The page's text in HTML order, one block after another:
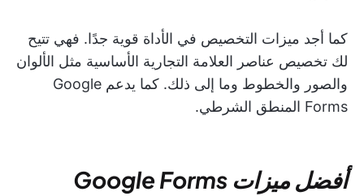
كما أجد ميزات التخصيص في الأداة قوية جدًا. فهي تتيح
لك تخصيص عناصر العلامة التجارية الأساسية مثل الألوان
والصور والخطوط وما إلى ذلك. كما يدعم Google
Forms المنطق الشرطي.
أفضل ميزات Google Forms